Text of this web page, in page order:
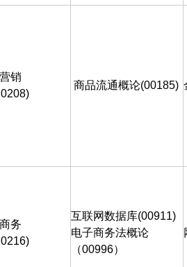
销
商品流通概论(00185)
务
互联网数据库(00911)
电子商务法概论
（00996）